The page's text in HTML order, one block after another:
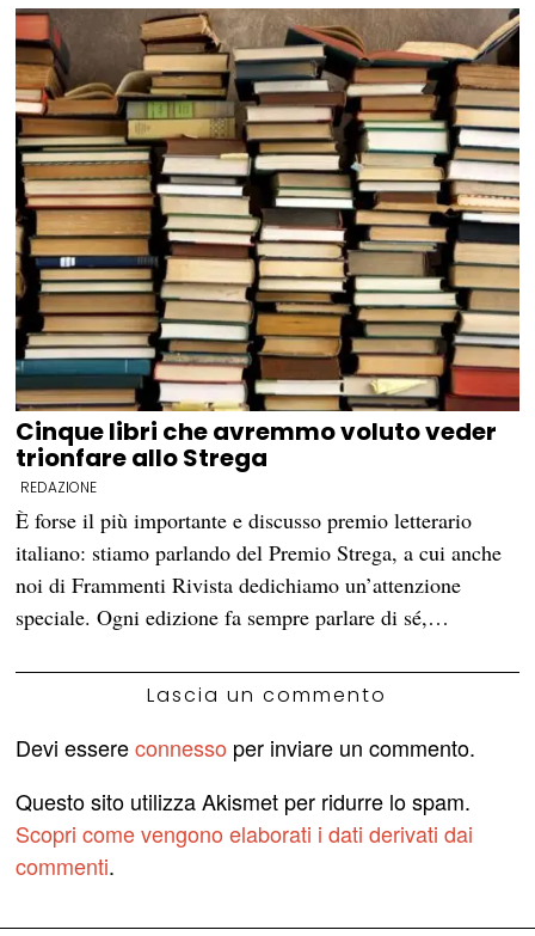
Cinque libri che avremmo voluto veder
trionfare allo Strega
REDAZIONE
È forse il più importante e discusso premio letterario
italiano: stiamo parlando del Premio Strega, a cui anche
noi di Frammenti Rivista dedichiamo un’attenzione
speciale. Ogni edizione fa sempre parlare di sé,…
Lascia un commento
Devi essereconnesso per inviare un commento.
Questo sito utilizza Akismet per ridurre lo spam.
Scopri come vengono elaborati i dati derivati dai
commenti.